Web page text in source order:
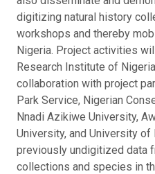
digitizing natural history
workshops and thereby
Nigeria. Project activities
Research Institute of
collaboration with project
Park Service, Nigerian
Nnadi Azikiwe University,
University, and University of
previously undigitized data
collections and species in